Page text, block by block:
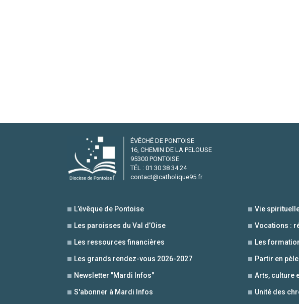
ÉVÊCHÉ DE PONTOISE
16, CHEMIN DE LA PELOUSE
95300 PONTOISE
TÉL : 01 30 38 34 24
contact@catholique95.fr
L’évêque de Pontoise
Les paroisses du Val d’Oise
Les ressources financières
Les grands rendez-vous 2026-2027
Newsletter "Mardi Infos"
S'abonner à Mardi Infos
Vie
Vocations :
Les
Partir en
Arts, culture
Unité des